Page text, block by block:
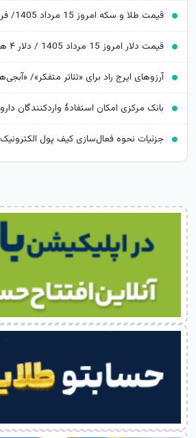
قیمت دلار امروز 15 مرداد 1405 / دلار ۴ هزار تومان ریخت
جزئیات نحوه فعال‌سازی کیف پول الکترونیک